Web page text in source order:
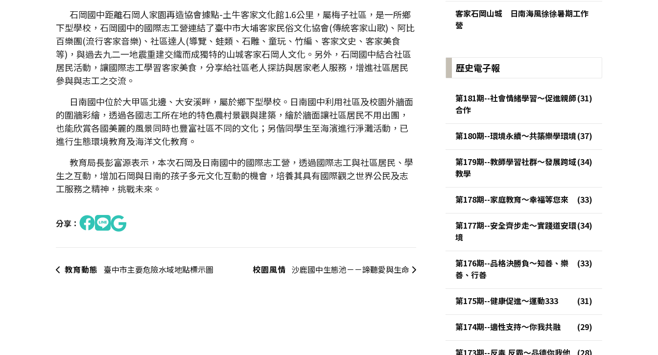
石岡國中距離石岡人家園再造協會據點-土牛客家文化館1.6公里，屬梅子社區，是一所鄉
下型學校，石岡國中的國際志工營連結了臺中市大埔客家民俗文化協會(傳統客家山歌)、阿比
百樂團(流行客家音樂)、社區達人(導覽、蛙類、石雕、童玩、竹編、客家文史、客家美食
等)，與過去九二一地震重建交織而成獨特的山城客家石岡人文化。另外，石岡國中結合社區
居民活動，讓國際志工學習客家美食，分享給社區老人探訪與居家老人服務，增進社區居民
參與與志工之交流。
日南國中位於大甲區北邊、大安溪畔，屬於鄉下型學校。日南國中利用社區及校園外牆面
的圍牆彩繪，透過各國志工所在地的特色農村景觀與建築，繪於牆面讓社區居民不用出團，
也能欣賞各國美麗的風景同時也豐富社區不同的文化；另偕同學生至海濱進行淨灘活動，已
進行生態環境教育及海洋文化教育。
教育局長彭富源表示，本次石岡及日南國中的國際志工營，透過國際志工與社區居民、學
生之互動，增加石岡與日南的孩子多元文化互動的機會，培養其具有國際觀之世界公民及志
工服務之精神，挑戰未來。
分享：
教育動態 臺中市主要危險水域地點標示圖 校園風情 沙鹿國中生態池－－諦聽愛與生命
客家石岡山城 日南海風徐徐暑期工作
營
歷史電子報
第181期--社會情緒學習～促進親師
合作
第180期--環境永續～共築樂學環境
第179期--教師學習社群～發展跨域
教學
第178期--家庭教育～幸福等您來
第177期--安全齊步走～實踐道安環
境
第176期--品格決勝負～知善、樂
善、行善
第175期--健康促進～運動333
第174期--適性支持～你我共融
第173期--反毒 反霸～品德你我他